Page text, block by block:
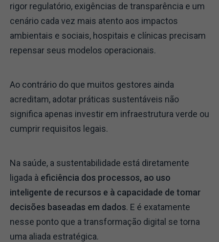
rigor regulatório, exigências de transparência e um
cenário cada vez mais atento aos impactos
ambientais e sociais, hospitais e clínicas precisam
repensar seus modelos operacionais.
Ao contrário do que muitos gestores ainda
acreditam, adotar práticas sustentáveis não
significa apenas investir em infraestrutura verde ou
cumprir requisitos legais.
Na saúde, a sustentabilidade está diretamente
ligada à eficiência dos processos, ao uso
inteligente de recursos e à capacidade de tomar
decisões baseadas em dados. E é exatamente
nesse ponto que a transformação digital se torna
uma aliada estratégica.